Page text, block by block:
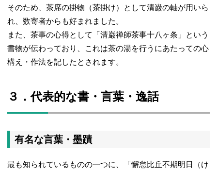
そのため、茶席の掛物（茶掛け）として清巌の軸が用いら
れ、数寄者からも好まれました。
また、茶事の心得として「清巌禅師茶事十八ヶ条」という
書物が伝わっており、これは茶の湯を行うにあたっての心
構え・作法を記したとされます。
３．代表的な書・言葉・逸話
有名な言葉・墨蹟
最も知られているものの一つに、「懈怠比丘不期明日（け